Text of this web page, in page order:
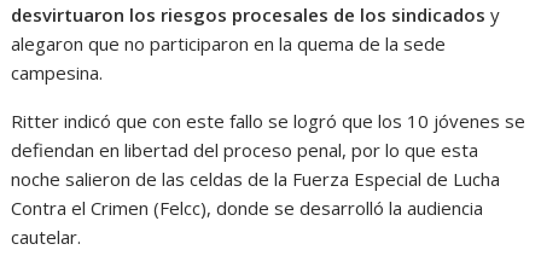
desvirtuaron los riesgos procesales de los sindicadosy
alegaron que no participaron en la quema de la sede
campesina.
Ritter indicó que con este fallo se logró que los 10 jóvenes se
defiendan en libertad del proceso penal, por lo que esta
noche salieron de las celdas de la Fuerza Especial de Lucha
Contra el Crimen (Felcc), donde se desarrolló la audiencia
cautelar.